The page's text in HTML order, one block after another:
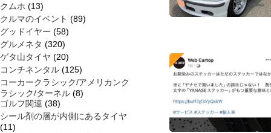
クムホ (13)
クルマのイベント (89)
グッドイヤー (58)
グルメネタ (320)
ゲタ山タイヤ (20)
コンチネンタル (125)
コーカークラシック/アメリカンク
ラシック/ターネル (8)
ゴルフ関連 (38)
シール剤の層が内側にあるタイヤ
(11)